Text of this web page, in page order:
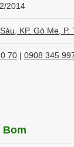
2014
KP. Gò Me,
70 | 0908 345
Bom